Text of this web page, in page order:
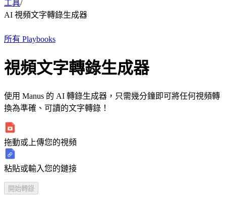
工具/
AI 視頻文字轉錄生成器
所有 Playbooks
視頻文字轉錄生成器
使用 Manus 的 AI 轉錄生成器，只需幾分鐘即可將任何視頻轉
換為準確、可讀的文字轉錄！
拖動或上傳您的視頻
粘貼或輸入您的鏈接
開始轉錄